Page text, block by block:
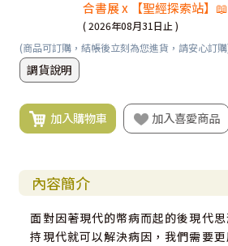
合書展 x 【聖經探索站】
( 2026年08月31日止 )
(商品可訂購，結帳後立刻為您進貨，請安心訂
調貨說明
加入購物車 加入喜愛商品
內容簡介
面對因著現代的幣病而起的後現代
持現代就可以解決病因，我們需要